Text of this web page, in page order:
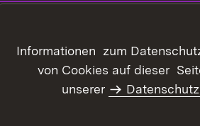
Informationen zum
von Cookies auf dieser
unserer